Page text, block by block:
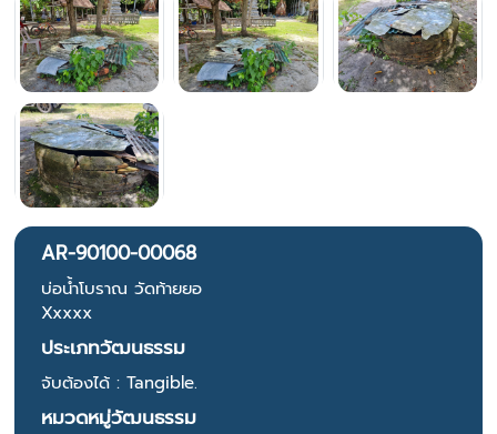
AR-90100-00068
บ่อน้ำโบราณ วัดท้ายยอ
Xxxxx
ประเภทวัฒนธรรม
จับต้องได้ : Tangible.
หมวดหมู่วัฒนธรรม